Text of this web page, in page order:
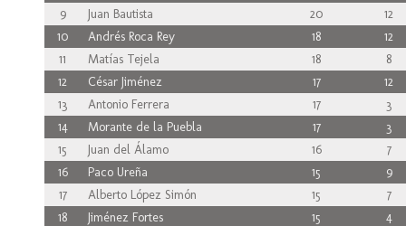
9
Juan Bautista 20
12
10
Andrés Roca Rey 18
12
11
Matías Tejela 18
8
12
César Jiménez 17
12
13
Antonio Ferrera 17
3
14
Morante de la Puebla 17
3
15
Juan del Álamo 16
7
16
Paco Ureña 15
9
17
Alberto López Simón 15
7
18
Jiménez Fortes 15
4